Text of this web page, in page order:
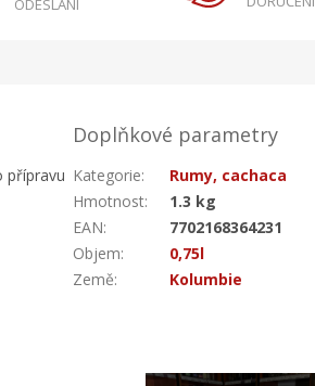
ODESLÁNÍ
přípravu
Doplňkové parametry
Kategorie:
Rumy, cachaca
Hmotnost:
1.3 kg
EAN:
7702168364231
Objem:
0,75l
Země: Kolumbie